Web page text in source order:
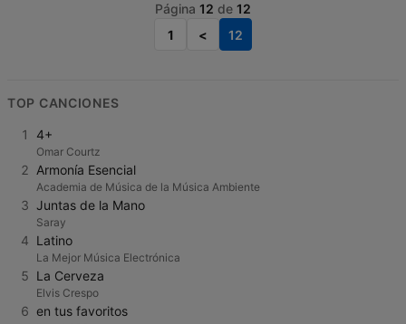
Página 12 de 12
1
< 12
TOP CANCIONES
1 4+
Omar Courtz
2 Armonía Esencial
Academia de Música de la Música Ambiente
3 Juntas de la Mano
Saray
4 Latino
La Mejor Música Electrónica
5 La Cerveza
Elvis Crespo
6 en tus favoritos